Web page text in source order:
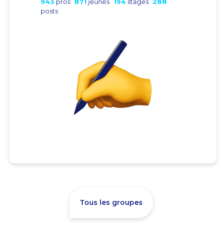
943 pros 871 jeunes 194 stages 288
posts
Tous les groupes